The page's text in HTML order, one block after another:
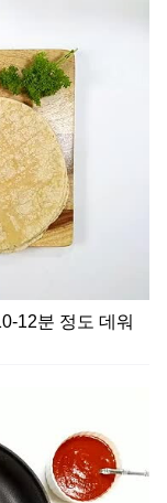
12분 정도 데워